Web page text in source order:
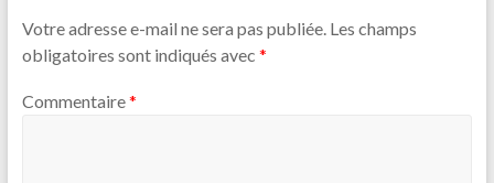
Votre adresse e-mail ne sera pas publiée. Les champs
obligatoires sont indiqués avec *
Commentaire*